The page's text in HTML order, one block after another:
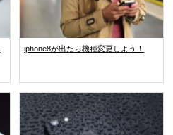
iphone8が出たら機種変更しよう！